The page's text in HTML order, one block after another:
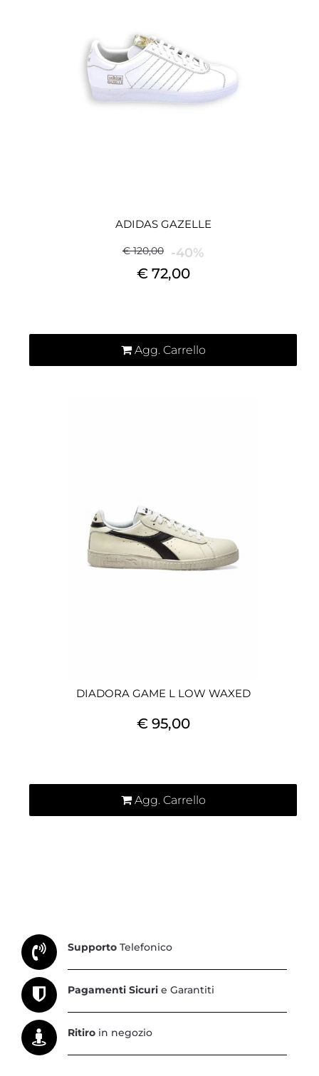
ADIDAS GAZELLE
€ 120,00 -40%
€ 72,00
Agg. Carrello
DIADORA GAME L LOW WAXED
€ 95,00
Agg. Carrello
Supporto Telefonico
Pagamenti Sicuri e Garantiti
Ritiro in negozio